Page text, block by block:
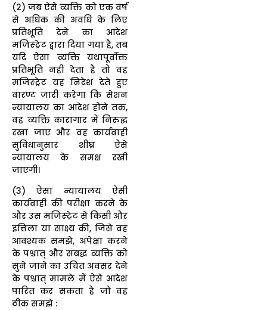
(2) जब ऐसे व्यक्ति को एक वर्ष
से अधिक की अवधि के लिए
प्रतिभूति देने का आदेश
मजिस्ट्रेट द्वारा दिया गया है, तब
यदि ऐसा व्यक्ति यथापूर्वोक्त
प्रतिभूति नहीं देता है तो वह
मजिस्ट्रेट यह निदेश देते हुए
वारण्ट जारी करेगा कि सेशन
न्यायालय का आदेश होने तक,
वह व्यक्ति कारागार में निरुद्ध
रखा जाए और वह कार्यवाही
सुविधानुसार शीघ्र ऐसे
न्यायालय के समक्ष रखी
जाएगी।
(3) ऐसा न्यायालय ऐसी
कार्यवाही की परीक्षा करने के
और उस मजिस्ट्रेट से किसी और
इत्तिला या साक्ष्य की, जिसे वह
आवश्यक समझे, अपेक्षा करने
के पश्चात् और संबद्ध व्यक्ति को
सुने जाने का उचित अवसर देने
के पश्चात् मामले में ऐसे आदेश
पारित कर सकता है जो वह
ठीक समझे :